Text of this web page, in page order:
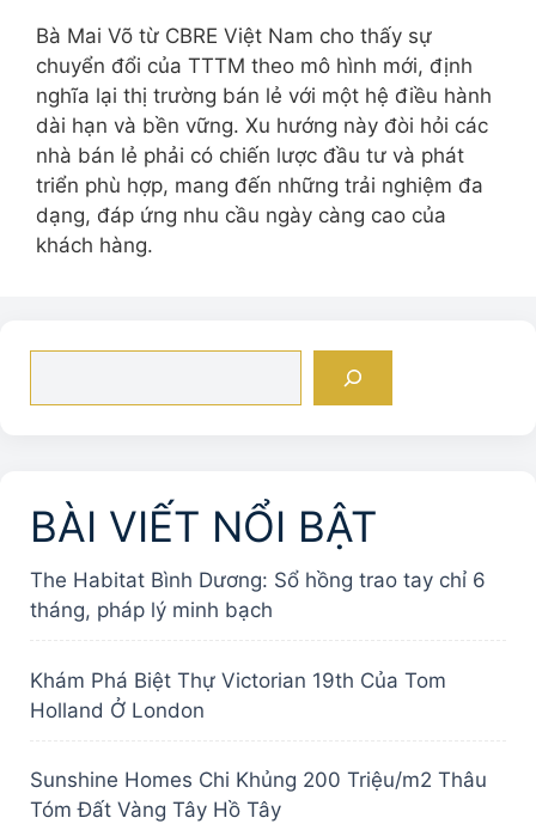
Bà Mai Võ từ CBRE Việt Nam cho thấy sự
chuyển đổi của TTTM theo mô hình mới, định
nghĩa lại thị trường bán lẻ với một hệ điều hành
dài hạn và bền vững. Xu hướng này đòi hỏi các
nhà bán lẻ phải có chiến lược đầu tư và phát
triển phù hợp, mang đến những trải nghiệm đa
dạng, đáp ứng nhu cầu ngày càng cao của
khách hàng.
BÀI VIẾT NỔI BẬT
The Habitat Bình Dương: Sổ hồng trao tay chỉ 6
tháng, pháp lý minh bạch
Khám Phá Biệt Thự Victorian 19th Của Tom
Holland Ở London
Sunshine Homes Chi Khủng 200 Triệu/m2 Thâu
Tóm Đất Vàng Tây Hồ Tây